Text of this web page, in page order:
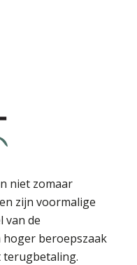
niet zomaar
zijn voormalige
van de
beroepszaak
terugbetaling.